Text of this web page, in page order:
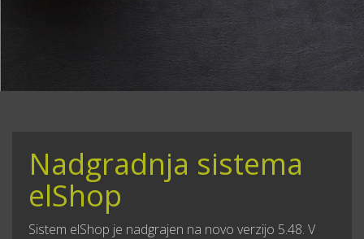
Nadgradnja sistema
elShop
Sistem elShop je nadgrajen na novo verzijo 5.48. V